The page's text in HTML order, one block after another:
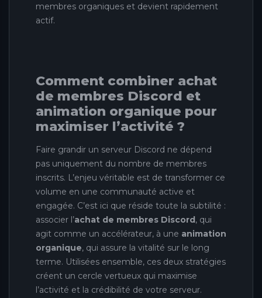
membres organiques et devient rapidement
actif.
Comment combiner achat
de membres Discord et
animation organique pour
maximiser l’activité ?
Faire grandir un serveur Discord ne dépend
pas uniquement du nombre de membres
inscrits. L’enjeu véritable est de transformer ce
volume en une communauté active et
engagée. C’est ici que réside toute la subtilité :
associer l’achat de membres Discord, qui
agit comme un accélérateur, à une animation
organique, qui assure la vitalité sur le long
terme. Utilisées ensemble, ces deux stratégies
créent un cercle vertueux qui maximise
l’activité et la crédibilité de votre serveur.